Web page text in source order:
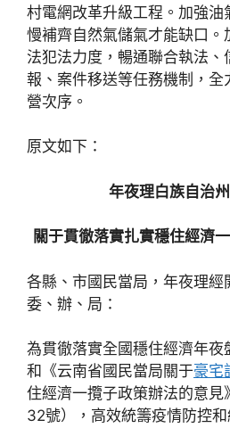
村電網改革升級工程。加強油
慢補齊自然氣儲氣才能缺口。
法犯法力度，暢通聯合執法、
報、案件移送等任務機制，全
營次序。
原文如下：
年夜理白族自治
關于貫徹落實扎實穩住經濟
各縣、市國民當局，年夜理經
委、辦、局：
為貫徹落實全國穩住經濟年夜
和《云南省國民當局關于豪宅
住經濟一攬子政策辦法的意見
32號），高效統籌疫情防控